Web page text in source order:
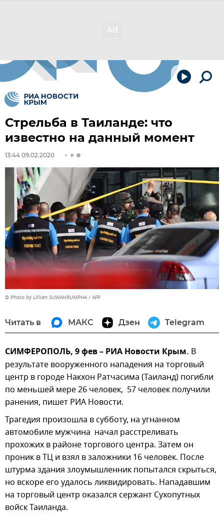
Стрельба в Таиланде: что
известно на данный момент
13:44 09.02.2020
© Photo by Lillian SUWANRUMPHA / AFP
Читать в МАКС Дзен Telegram
СИМФЕРОПОЛЬ, 9 фев – РИА Новости Крым. В
результате вооруженного нападения на торговый
центр в городе Накхон Ратчасима (Таиланд) погибли
по меньшей мере 26 человек, 57 человек получили
ранения, пишет РИА Новости.
Трагедия произошла в субботу, на угнанном
автомобиле мужчина начал расстреливать
прохожих в районе торгового центра. Затем он
проник в ТЦ и взял в заложники 16 человек. После
штурма здания злоумышленник попытался скрыться,
но вскоре его удалось ликвидировать. Нападавшим
на торговый центр оказался сержант Сухопутных
войск Таиланда.